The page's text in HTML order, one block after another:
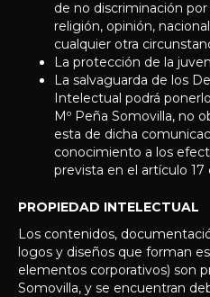
de no discriminación
religión, opinión,
cualquier otra
La protección de la
La salvaguarda de los
Intelectual podrá
Mº Peña Somovilla, no
esta de dicha
conocimiento a los
prevista en el artículo 17
PROPIEDAD INTELECTUAL
Los contenidos,
logos y diseños que forman
elementos corporativos) son
Somovilla, y se encuentran